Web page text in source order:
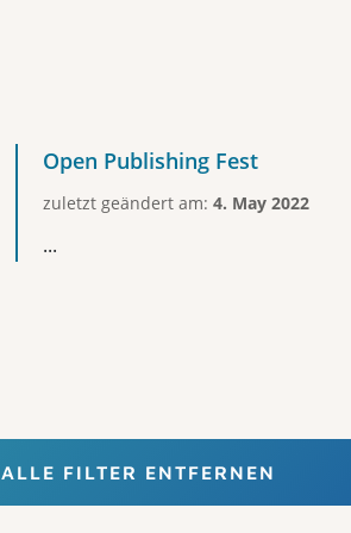
Open Publishing Fest
zuletzt geändert am: 4. May 2022
...
ALLE FILTER ENTFERNEN